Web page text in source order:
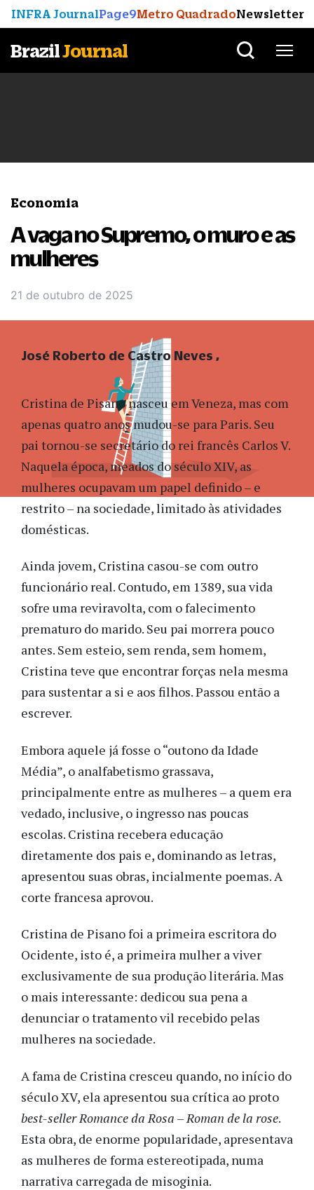
INFRA JournalPage9Metro QuadradoNewsletter
BrazilJournal
Economia
A vaga no Supremo, o muro e as
mulheres
21 de outubro de 2025
Cristina de Pisano nasceu em Veneza, mas com
apenas quatro anos mudou-se para Paris. Seu
pai tornou-se secretário do rei francês Carlos V.
Naquela época, meados do século XIV, as
mulheres ocupavam um papel definido – e
restrito – na sociedade, limitado às atividades
domésticas.
Ainda jovem, Cristina casou-se com outro
funcionário real. Contudo, em 1389, sua vida
sofre uma reviravolta, com o falecimento
prematuro do marido. Seu pai morrera pouco
antes. Sem esteio, sem renda, sem homem,
Cristina teve que encontrar forças nela mesma
para sustentar a si e aos filhos. Passou então a
escrever.
Embora aquele já fosse o “outono da Idade
Média”, o analfabetismo grassava,
principalmente entre as mulheres – a quem era
vedado, inclusive, o ingresso nas poucas
escolas. Cristina recebera educação
diretamente dos pais e, dominando as letras,
apresentou suas obras, incialmente poemas. A
corte francesa aprovou.
Cristina de Pisano foi a primeira escritora do
Ocidente, isto é, a primeira mulher a viver
exclusivamente de sua produção literária. Mas
o mais interessante: dedicou sua pena a
denunciar o tratamento vil recebido pelas
mulheres na sociedade.
A fama de Cristina cresceu quando, no início do
século XV, ela apresentou sua crítica ao proto
best-sellerRomance da Rosa –Roman de la rose.
Esta obra, de enorme popularidade, apresentava
as mulheres de forma estereotipada, numa
narrativa carregada de misoginia.
José Roberto de Castro Neves